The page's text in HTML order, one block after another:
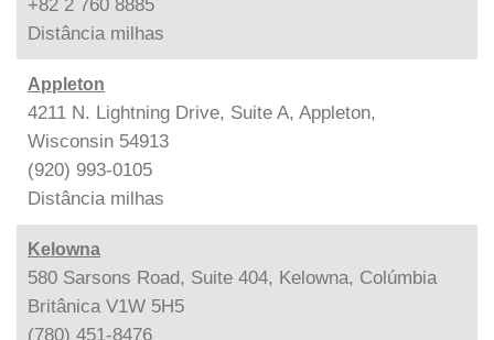
+82 2 760 8885
Distância milhas
Appleton
4211 N. Lightning Drive, Suite A, Appleton,
Wisconsin 54913
(920) 993-0105
Distância milhas
Kelowna
580 Sarsons Road, Suite 404, Kelowna, Colúmbia
Britânica V1W 5H5
(780) 451-8476